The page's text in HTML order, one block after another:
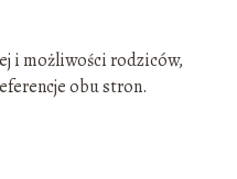
i możliwości rodziców,
obu stron.